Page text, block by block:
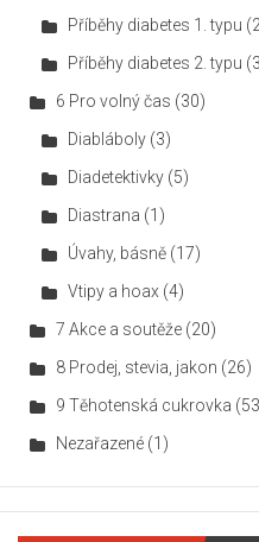
Příběhy diabetes 1. typu
Příběhy diabetes 2. typu
6 Pro volný čas (30)
Diabláboly (3)
Diadetektivky (5)
Diastrana (1)
Úvahy, básně (17)
Vtipy a hoax (4)
7 Akce a soutěže (20)
8 Prodej, stevia, jakon (26)
9 Těhotenská cukrovka
Nezařazené (1)